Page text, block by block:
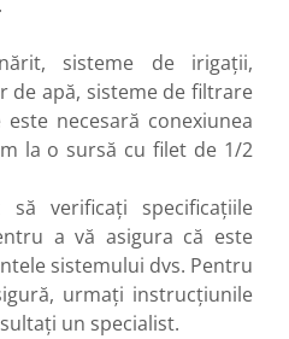
sisteme de irigații,
de apă, sisteme de filtrare
necesară conexiunea
la o sursă cu filet de 1/2
verificați specificațiile
a vă asigura că este
sistemului dvs. Pentru
urmați instrucțiunile
un specialist.